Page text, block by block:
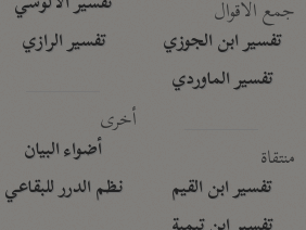
جمع الأقوال
تفسير ابن الجوزي
تفسير الماوردي
منتقاة
تفسير ابن القيم
تفسير الرازي
أخرى
أضواء البيان
نظم الدرر للبقاعي